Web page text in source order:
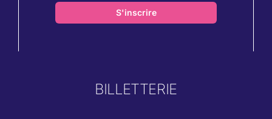
S'inscrire
BILLETTERIE